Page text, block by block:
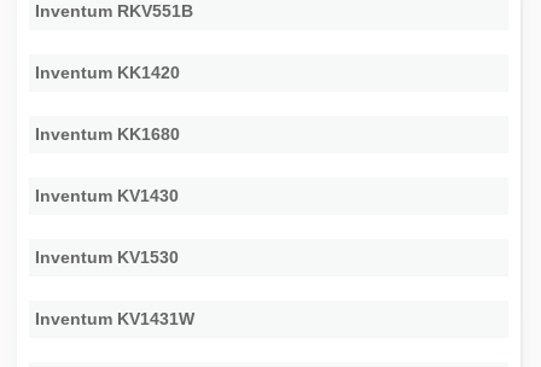
Inventum RKV551B
Inventum KK1420
Inventum KK1680
Inventum KV1430
Inventum KV1530
Inventum KV1431W